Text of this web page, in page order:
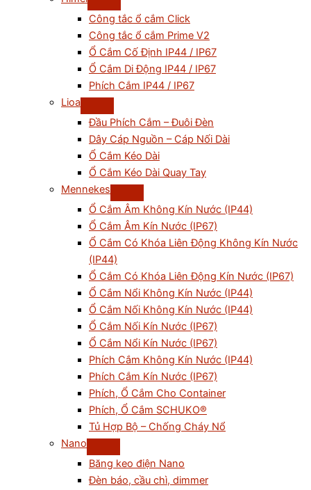
Công tắc ổ cắm Click
Công tắc ổ cắm Prime V2
Ổ Cắm Cố Định IP44 / IP67
Ổ Cắm Di Động IP44 / IP67
Phích Cắm IP44 / IP67
Lioa
Đầu Phích Cắm – Đuôi Đèn
Dây Cáp Nguồn – Cáp Nối Dài
Ổ Cắm Kéo Dài
Ổ Cắm Kéo Dài Quay Tay
Mennekes
Ổ Cắm Âm Không Kín Nước (IP44)
Ổ Cắm Âm Kín Nước (IP67)
Ổ Cắm Có Khóa Liên Động Không Kín Nước
(IP44)
Ổ Cắm Có Khóa Liên Động Kín Nước (IP67)
Ổ Cắm Nổi Không Kín Nước (IP44)
Ổ Cắm Nối Không Kín Nước (IP44)
Ổ Cắm Nối Kín Nước (IP67)
Ổ Cắm Nổi Kín Nước (IP67)
Phích Cắm Không Kín Nước (IP44)
Phích Cắm Kín Nước (IP67)
Phích, Ổ Cắm Cho Container
Phích, Ổ Cắm SCHUKO®
Tủ Hợp Bộ – Chống Cháy Nổ
Nano
Băng keo điện Nano
Đèn báo, cầu chì, dimmer